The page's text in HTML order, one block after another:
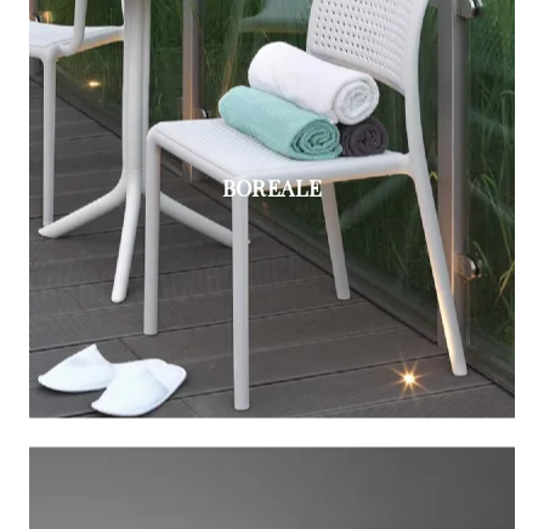
BOREALE